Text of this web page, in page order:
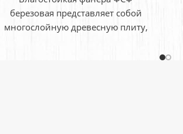
березовая представляет собой
многослойную древесную плиту,